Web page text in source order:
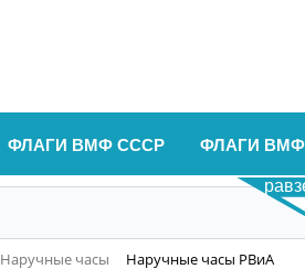
ФЛАГИ ВМФ СССР ФЛАГИ
Наручные часы Наручные часы РВиА